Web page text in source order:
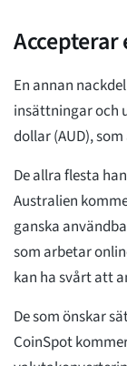
Accepterar
En annan
insättningar och
dollar (AUD),
De allra flesta
Australien
ganska
som arbetar
kan ha svårt att
De som önskar
CoinSpot